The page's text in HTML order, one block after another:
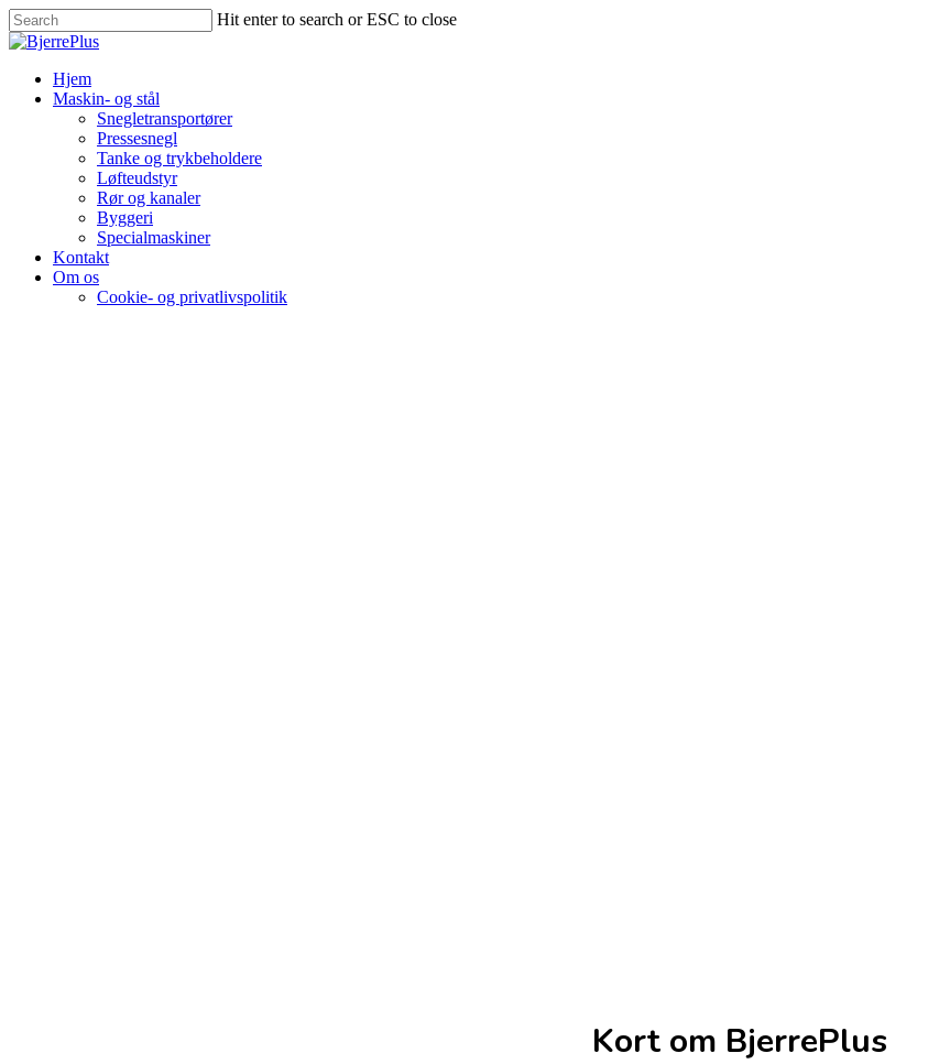
Hit enter to search or ESC to close
Hjem
Maskin- og stål
Snegletransportører
Pressesnegl
Tanke og trykbeholdere
Løfteudstyr
Rør og kanaler
Byggeri
Specialmaskiner
Kontakt
Om os
Cookie- og privatlivspolitik
Kort om BjerrePlus